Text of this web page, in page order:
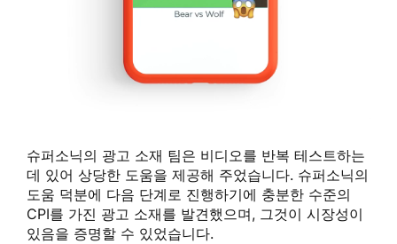
슈퍼소닉의 광고 소재 팀은 비디오를 반복 테스트하는
데 있어 상당한 도움을 제공해 주었습니다. 슈퍼소닉의
도움 덕분에 다음 단계로 진행하기에 충분한 수준의
CPI를 가진 광고 소재를 발견했으며, 그것이 시장성이
있음을 증명할 수 있었습니다.